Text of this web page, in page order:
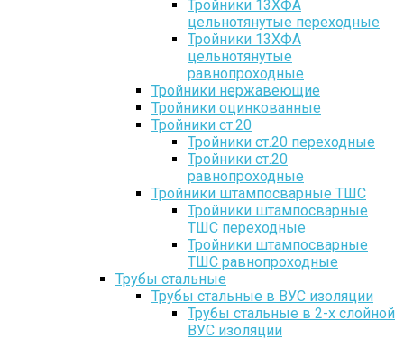
Тройники 13ХФА
цельнотянутые переходные
Тройники 13ХФА
цельнотянутые
равнопроходные
Тройники нержавеющие
Тройники оцинкованные
Тройники ст.20
Тройники ст.20 переходные
Тройники ст.20
равнопроходные
Тройники штампосварные ТШС
Тройники штампосварные
ТШС переходные
Тройники штампосварные
ТШС равнопроходные
Трубы стальные
Трубы стальные в ВУС изоляции
Трубы стальные в 2-х слойной
ВУС изоляции